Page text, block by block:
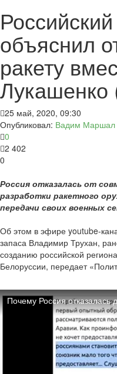
объяснил
ракету
Лукашенко
25 май, 2020, 09:30
Опубликовал: Вадим Маршал
0
2 402
0
Россия отказалась от
разработки ракетного
передачи своих военных
Об этом в эфире youtube-
запаса Владимир Трухан,
созданию российской
Белоруссии, передает